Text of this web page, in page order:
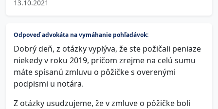
13.10.2021
Odpoveď advokáta na vymáhanie pohľadávok:
Dobrý deň, z otázky vyplýva, že ste požičali peniaze
niekedy v roku 2019, pričom zrejme na celú sumu
máte spísanú zmluvu o pôžičke s overenými
podpismi u notára.
Z otázky usudzujeme, že v zmluve o pôžičke boli